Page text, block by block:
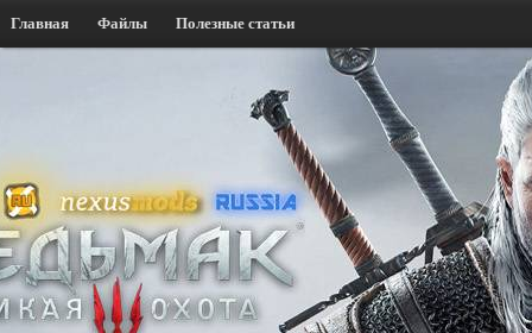
Главная Файлы Полезные статьи